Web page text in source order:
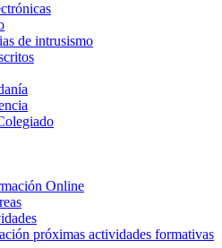
de intrusismo
Online
próximas actividades formativas